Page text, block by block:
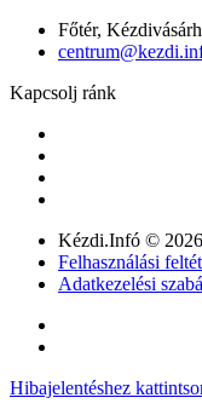
Főtér,
Kapcsolj ránk
Kézdi.Infó © 2026
Felhasználási
Adatkezelési
Hibajelentéshez